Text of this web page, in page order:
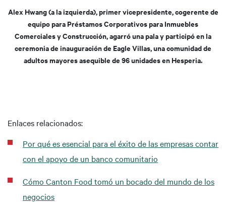
Alex Hwang (a la izquierda), primer vicepresidente, cogerente de
equipo para Préstamos Corporativos para Inmuebles
Comerciales y Construcción, agarró una pala y participó en la
ceremonia de inauguración de Eagle Villas, una comunidad de
adultos mayores asequible de 96 unidades en Hesperia.
Enlaces relacionados:
Por qué es esencial para el éxito de las empresas contar
con el apoyo de un banco comunitario
Cómo Canton Food tomó un bocado del mundo de los
negocios